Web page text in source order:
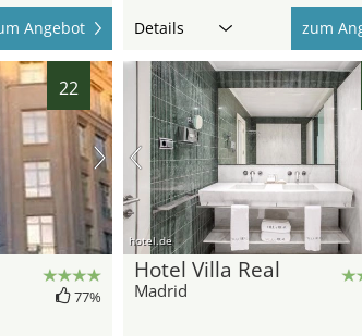
Angebot Details zum
22
77%
hotel.de
Hotel Villa Real
Madrid